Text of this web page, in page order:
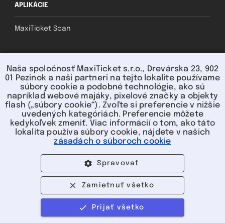
APLIKÁCIE
MaxiTicket Scan
U nás môžete platiť:
práva vyhradené
Naša spoločnosť MaxiTicket s.r.o., Drevárska 23, 902
01 Pezinok a naši partneri na tejto lokalite používame
súbory cookie a podobné technológie, ako sú
napríklad webové majáky, pixelové značky a objekty
flash („súbory cookie“). Zvoľte si preferencie v nižšie
uvedených kategóriách. Preferencie môžete
kedykoľvek zmeniť. Viac informácií o tom, ako táto
lokalita používa súbory cookie, nájdete v našich
zásadách o súboroch cookie
Spravovať
Zamietnuť všetko
Prijať všetko